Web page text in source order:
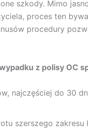
szkody. Mimo
proces ten
procedury
z polisy OC
najczęściej do 30
szerszego zakresu